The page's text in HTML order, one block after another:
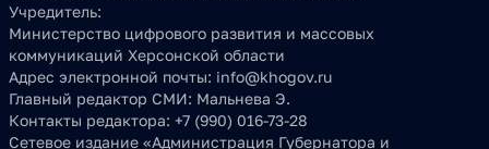
Учредитель:
Министерство цифрового развития и массовых
коммуникаций Херсонской области
Адрес электронной почты: info@khogov.ru
Главный редактор СМИ: Мальнева Э.
Контакты редактора: +7 (990) 016-73-28
Сетевое издание «Администрация Губернатора и